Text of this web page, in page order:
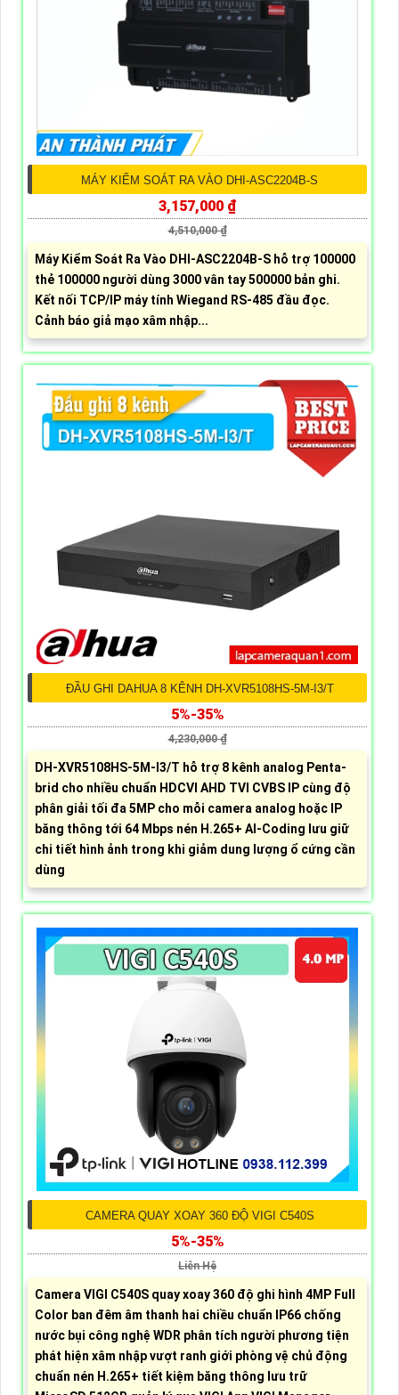
MÁY KIỂM SOÁT RA VÀO DHI-ASC2204B-S
3,157,000 ₫
4,510,000 ₫
Máy Kiểm Soát Ra Vào DHI-ASC2204B-S hỗ trợ 100000
thẻ 100000 người dùng 3000 vân tay 500000 bản ghi.
Kết nối TCP/IP máy tính Wiegand RS-485 đầu đọc.
Cảnh báo giả mạo xâm nhập...
ĐẦU GHI DAHUA 8 KÊNH DH-XVR5108HS-5M-I3/T
5%-35%
4,230,000 ₫
DH-XVR5108HS-5M-I3/T hỗ trợ 8 kênh analog Penta-
brid cho nhiều chuẩn HDCVI AHD TVI CVBS IP cùng độ
phân giải tối đa 5MP cho mỗi camera analog hoặc IP
băng thông tới 64 Mbps nén H.265+ AI-Coding lưu giữ
chi tiết hình ảnh trong khi giảm dung lượng ổ cứng cần
dùng
CAMERA QUAY XOAY 360 ĐỘ VIGI C540S
5%-35%
Liên Hệ
Camera VIGI C540S quay xoay 360 độ ghi hình 4MP Full
Color ban đêm âm thanh hai chiều chuẩn IP66 chống
nước bụi công nghệ WDR phân tích người phương tiện
phát hiện xâm nhập vượt ranh giới phòng vệ chủ động
chuẩn nén H.265+ tiết kiệm băng thông lưu trữ